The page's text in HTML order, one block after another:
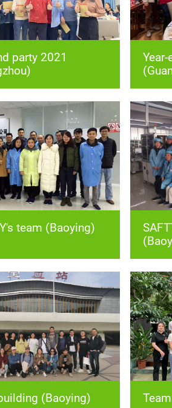
team (Baoying)
(Baoying)